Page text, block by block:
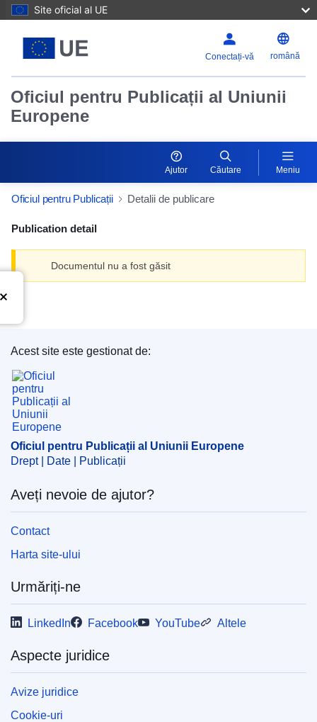
Site oficial al UE
Conectați-vă română
Oficiul pentru Publicații al Uniunii
Europene
Ajutor Căutare Meniu
Oficiul pentru Publicații Detalii de publicare
Publication detail
Documentul nu a fost găsit
Oficiul pentru Publicații al Uniunii Europene
Acest site este gestionat de:
Oficiul pentru Publicații al Uniunii Europene
Drept | Date | Publicații
Aveți nevoie de ajutor?
Contact
Harta site-ului
Urmăriți-ne
LinkedIn Facebook YouTube Altele
Aspecte juridice
Avize juridice
Cookie-uri